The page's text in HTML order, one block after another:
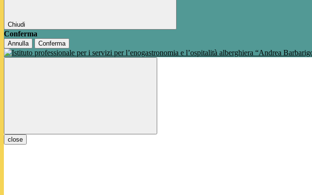
Chiudi
Conferma
Annulla Conferma
close